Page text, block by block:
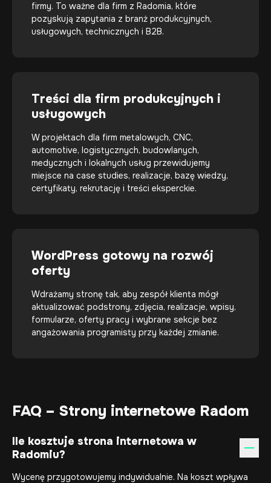
firmy. To ważne dla firm z Radomia, które
pozyskują zapytania z branż produkcyjnych,
usługowych, technicznych i B2B.
Treści dla firm produkcyjnych i
usługowych
W projektach dla firm metalowych, CNC,
automotive, logistycznych, budowlanych,
medycznych i lokalnych usług przewidujemy
miejsce na case studies, realizacje, bazę wiedzy,
certyfikaty, rekrutację i treści eksperckie.
WordPress gotowy na rozwój
oferty
Wdrażamy stronę tak, aby zespół klienta mógł
aktualizować podstrony, zdjęcia, realizacje, wpisy,
formularze, oferty pracy i wybrane sekcje bez
angażowania programisty przy każdej zmianie.
FAQ – Strony internetowe Radom
Ile kosztuje strona internetowa w
Radomiu?
Wycenę przygotowujemy indywidualnie. Na koszt wpływa